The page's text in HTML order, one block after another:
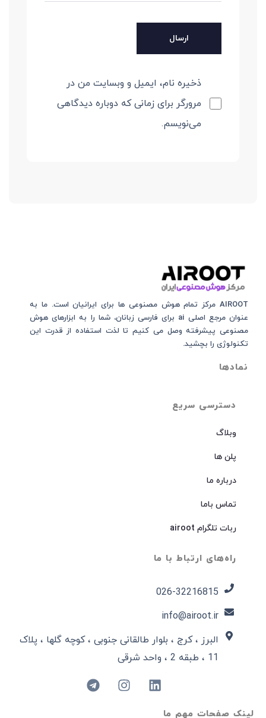
ذخیره نام، ایمیل و وبسایت من در
مرورگر برای زمانی که دوباره دیدگاهی
می‌نویسم.
لینک صفحات مهم ما
دسترسی سریع
وبلاگ
پلن ها
درباره ما
تماس باما
ربات تلگرام airoot
راه‌های ارتباط با ما
026-32216815​
info@airoot.ir
البرز ، کرج ، بلوار طالقانی جنوبی ، کوچه گلها ، پلاک
11 ، طبقه 2 ، واحد شرقی
AIROOT مرکز تمام هوش مصنوعی‌‌‌ ها برای ایرانیان است. ما به
عنوان مرجع اصلی ai برای فارسی زبانان، شما را به ابزارهای هوش
مصنوعی پیشرفته وصل می کنیم تا لذت استفاده از قدرت این
تکنولوژی را بچشید.
نمادها